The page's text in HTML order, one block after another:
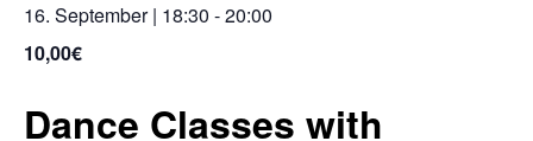
16. September | 18:30 -20:00
10,00€
Dance Classes with